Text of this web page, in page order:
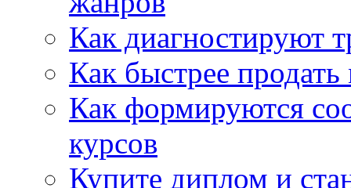
Как диагностируют
Как быстрее
Как формируются
курсов
Купите диплом и